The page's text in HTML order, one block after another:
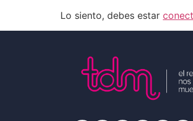
Lo siento, debes estar